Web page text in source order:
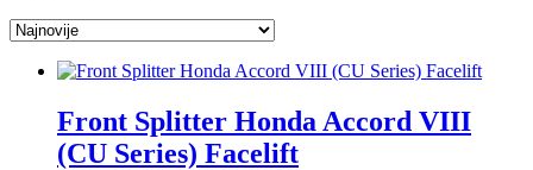
Front Splitter Honda Accord VIII
(CU Series) Facelift